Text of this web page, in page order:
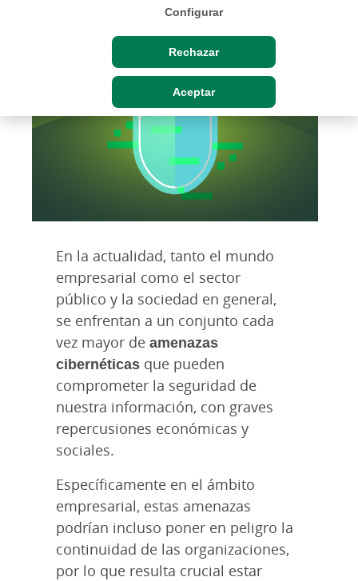
Configurar
Rechazar
Aceptar
En la actualidad, tanto el mundo
empresarial como el sector
público y la sociedad en general,
se enfrentan a un conjunto cada
vez mayor de amenazas
cibernéticas que pueden
comprometer la seguridad de
nuestra información, con graves
repercusiones económicas y
sociales.
Específicamente en el ámbito
empresarial, estas amenazas
podrían incluso poner en peligro la
continuidad de las organizaciones,
por lo que resulta crucial estar